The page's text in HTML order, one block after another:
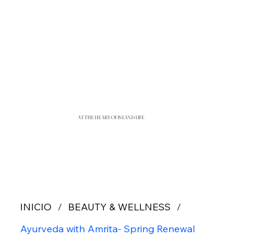
AT THE HEART OF ISLAND LIFE
INICIO / BEAUTY & WELLNESS /
Ayurveda with Amrita- Spring Renewal